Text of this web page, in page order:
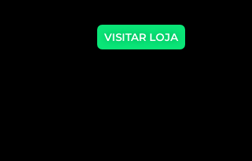
VISITAR LOJA